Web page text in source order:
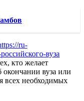
ru-
вуза
кто желает
вуза или
всех необходимых